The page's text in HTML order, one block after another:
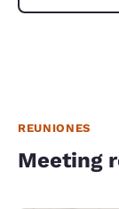
REUNIONES
Meeting